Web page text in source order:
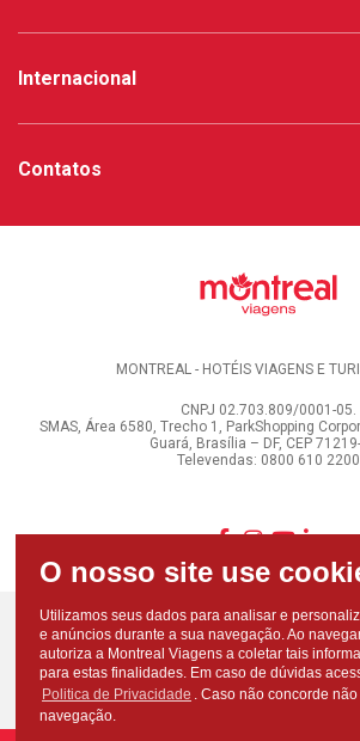
Internacional
Contatos
MONTREAL - HOTÉIS VIAGENS E
CNPJ 02.703.809/0001-05.
SMAS, Área 6580, Trecho 1, ParkShopping
Guará, Brasília – DF, CEP
Televendas: 0800 610 2200
Utilizamos seus dados para analisar e
e anúncios durante a sua navegação. Ao
autoriza a Montreal Viagens a coletar tais
para estas finalidades. Em caso de dúvidas
Politica de Privacidade . Caso não concorde
navegação.